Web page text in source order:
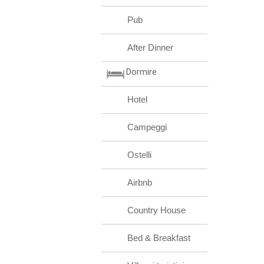
Pub
After Dinner
Dormire
Hotel
Campeggi
Ostelli
Airbnb
Country House
Bed & Breakfast